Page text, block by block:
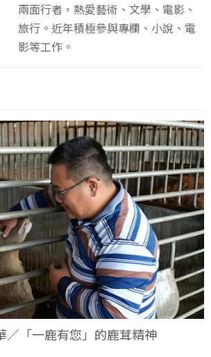
兩面行者，熱愛藝術、文學、電影、
旅行。近年積極參與專欄、小說、電
影等工作。
／「一鹿有您」的鹿茸精神